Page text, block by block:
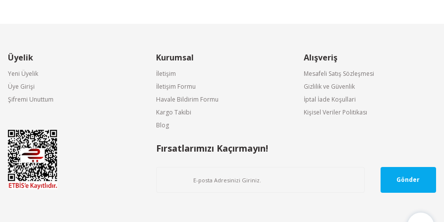
Üyelik
Yeni Üyelik
Üye Girişi
Şifremi Unuttum
Kurumsal
İletişim
İletişim Formu
Havale Bildirim Formu
Kargo Takibi
Blog
Alışveriş
Mesafeli Satış Sözleşmesi
Gizlilik ve Güvenlik
İptal İade Koşullari
Kişisel Veriler Politikası
Fırsatlarımızı Kaçırmayın!
Gönder